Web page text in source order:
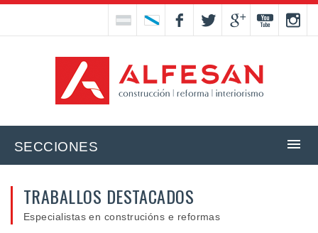
SECCIONES
TRABALLOS DESTACADOS
Especialistas en construcións e reformas